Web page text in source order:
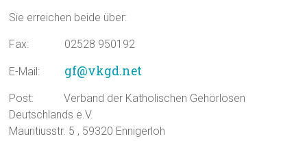
Sie erreichen beide über:
Fax: 02528 950192
E-Mail: gf@vkgd.net
Post: Verband der Katholischen Gehörlosen
Deutschlands e.V.
Mauritiusstr. 5 , 59320 Ennigerloh